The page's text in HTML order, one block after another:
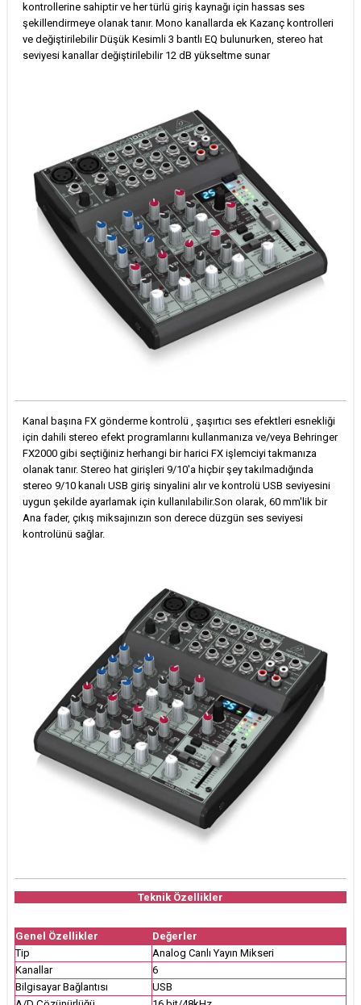
kontrollerine sahiptir ve her türlü giriş kaynağı için hassas ses
şekillendirmeye olanak tanır. Mono kanallarda ek Kazanç kontrolleri
ve değiştirilebilir Düşük Kesimli 3 bantlı EQ bulunurken, stereo hat
seviyesi kanallar değiştirilebilir 12 dB yükseltme sunar
Kanal başına FX gönderme kontrolü , şaşırtıcı ses efektleri esnekliği
için dahili stereo efekt programlarını kullanmanıza ve/veya Behringer
FX2000 gibi seçtiğiniz herhangi bir harici FX işlemciyi takmanıza
olanak tanır. Stereo hat girişleri 9/10'a hiçbir şey takılmadığında
stereo 9/10 kanalı USB giriş sinyalini alır ve kontrolü USB seviyesini
uygun şekilde ayarlamak için kullanılabilir.Son olarak, 60 mm'lik bir
Ana fader, çıkış miksajınızın son derece düzgün ses seviyesi
kontrolünü sağlar.
Teknik Özellikler
Genel Özellikler
Değerler
Tip
Analog Canlı Yayın Mikseri
Kanallar
6
Bilgisayar Bağlantısı
USB